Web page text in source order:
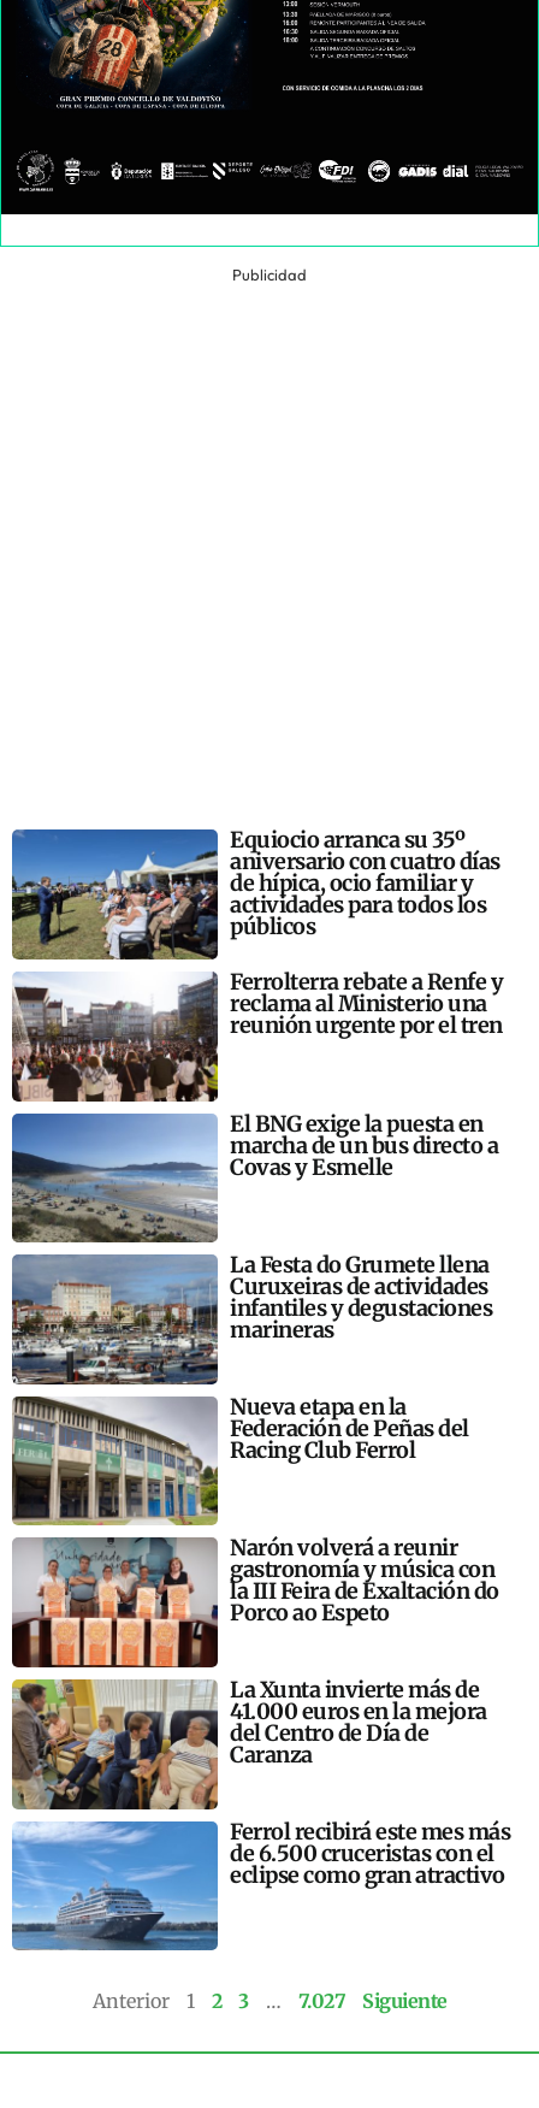
Publicidad
Equiocio arranca su 35º
aniversario con cuatro días
de hípica, ocio familiar y
actividades para todos los
públicos
Ferrolterra rebate a Renfe y
reclama al Ministerio una
reunión urgente por el tren
El BNG exige la puesta en
marcha de un bus directo a
Covas y Esmelle
La Festa do Grumete llena
Curuxeiras de actividades
infantiles y degustaciones
marineras
Nueva etapa en la
Federación de Peñas del
Racing Club Ferrol
Narón volverá a reunir
gastronomía y música con
la III Feira de Exaltación do
Porco ao Espeto
La Xunta invierte más de
41.000 euros en la mejora
del Centro de Día de
Caranza
Ferrol recibirá este mes más
de 6.500 cruceristas con el
eclipse como gran atractivo
Anterior 1 2 3 … 7.027 Siguiente